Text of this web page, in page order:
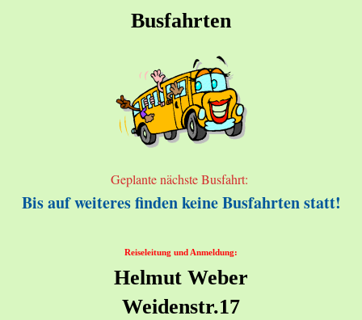
Busfahrten
Geplante nächste Busfahrt:
Bis auf weiteres finden keine Busfahrten statt!
Reiseleitung und Anmeldung:
Helmut Weber
Weidenstr.17